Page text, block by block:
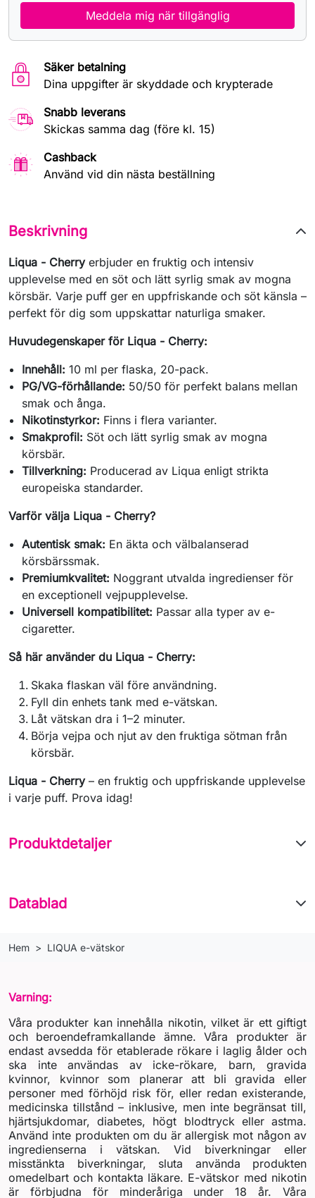
Meddela mig när tillgänglig
Säker betalning
Dina uppgifter är skyddade och krypterade
Snabb leverans
Skickas samma dag (före kl. 15)
Cashback
Använd vid din nästa beställning
Beskrivning
Liqua - Cherryerbjuder en fruktig och intensiv
upplevelse med en söt och lätt syrlig smak av mogna
körsbär. Varje puff ger en uppfriskande och söt känsla –
perfekt för dig som uppskattar naturliga smaker.
Huvudegenskaper för Liqua - Cherry:
Innehåll: 10 ml per flaska, 20-pack.
PG/VG-förhållande: 50/50 för perfekt balans mellan
smak och ånga.
Nikotinstyrkor: Finns i flera varianter.
Smakprofil: Söt och lätt syrlig smak av mogna
körsbär.
Tillverkning: Producerad av Liqua enligt strikta
europeiska standarder.
Varför välja Liqua - Cherry?
Autentisk smak: En äkta och välbalanserad
körsbärssmak.
Premiumkvalitet: Noggrant utvalda ingredienser för
en exceptionell vejpupplevelse.
Universell kompatibilitet: Passar alla typer av e-
cigaretter.
Så här använder du Liqua - Cherry:
Skaka flaskan väl före användning.
Fyll din enhets tank med e-vätskan.
Låt vätskan dra i 1–2 minuter.
Börja vejpa och njut av den fruktiga sötman från
körsbär.
Liqua - Cherry– en fruktig och uppfriskande upplevelse
i varje puff. Prova idag!
Produktdetaljer
Datablad
Hem LIQUA e-vätskor
Varning:
Våra produkter kan innehålla nikotin, vilket är ett giftigt
och beroendeframkallande ämne. Våra produkter är
endast avsedda för etablerade rökare i laglig ålder och
ska inte användas av icke-rökare, barn, gravida
kvinnor, kvinnor som planerar att bli gravida eller
personer med förhöjd risk för, eller redan existerande,
medicinska tillstånd – inklusive, men inte begränsat till,
hjärtsjukdomar, diabetes, högt blodtryck eller astma.
Använd inte produkten om du är allergisk mot någon av
ingredienserna i vätskan. Vid biverkningar eller
misstänkta biverkningar, sluta använda produkten
omedelbart och kontakta läkare. E-vätskor med nikotin
är förbjudna för minderåriga under 18 år. Våra